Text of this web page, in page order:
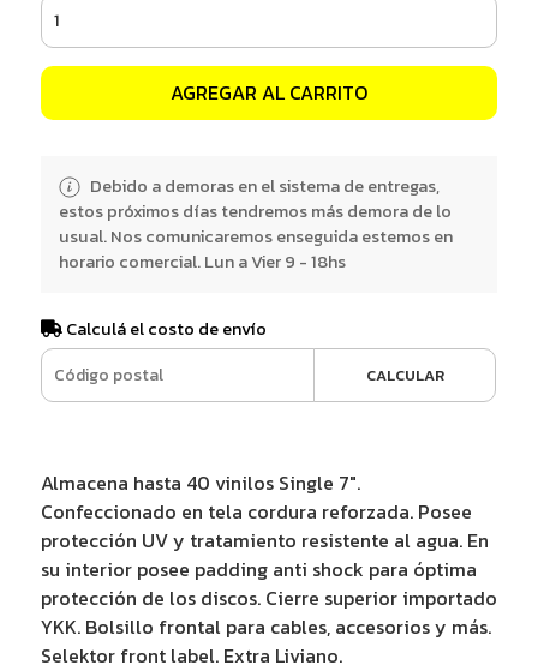
AGREGAR AL CARRITO
Debido a demoras en el sistema de entregas,
estos próximos días tendremos más demora de lo
usual. Nos comunicaremos enseguida estemos en
horario comercial. Lun a Vier 9 - 18hs
Calculá el costo de envío
CALCULAR
Almacena hasta 40 vinilos Single 7".
Confeccionado en tela cordura reforzada. Posee
protección UV y tratamiento resistente al agua. En
su interior posee padding anti shock para óptima
protección de los discos. Cierre superior importado
YKK. Bolsillo frontal para cables, accesorios y más.
Selektor front label. Extra Liviano.